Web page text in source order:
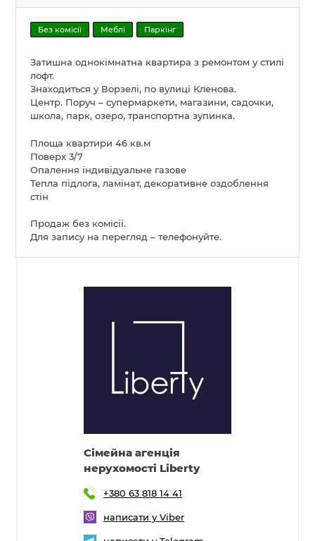
Без комісії Меблі Паркінг
Затишна однокімнатна квартира з ремонтом у стилі
лофт.
Знаходиться у Ворзелі, по вулиці Кленова.
Центр. Поруч – супермаркети, магазини, садочки,
школа, парк, озеро, транспортна зупинка.
Площа квартири 46 кв.м
Поверх 3/7
Опалення індивідуальне газове
Тепла підлога, ламінат, декоративне оздоблення
стін
Продаж без комісії.
Для запису на перегляд – телефонуйте.
Cімейна агенція
нерухомості Liberty
+380 63 818 14 41
написати у Viber